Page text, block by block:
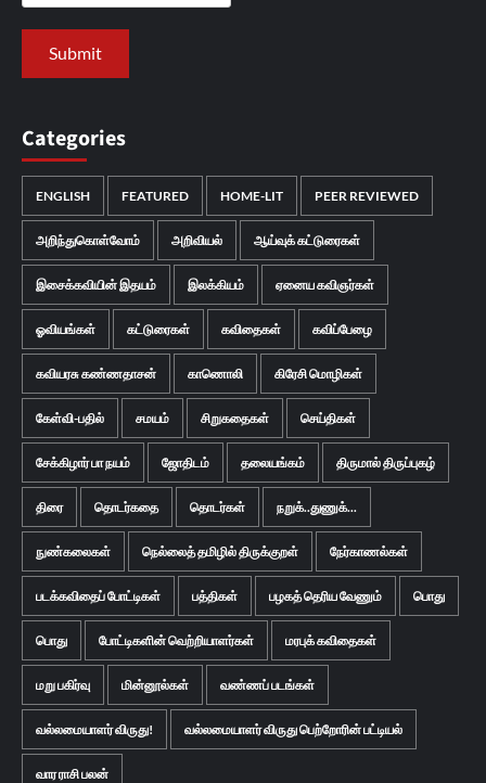
Categories
ENGLISH FEATURED HOME-LIT PEER REVIEWED
அறிந்துகொள்வோம் அறிவியல் ஆய்வுக் கட்டுரைகள்
இசைக்கவியின் இதயம் இலக்கியம் ஏனைய கவிஞர்கள்
ஓவியங்கள் கட்டுரைகள் கவிதைகள் கவிப்பேழை
கவியரசு கண்ணதாசன் காணொலி கிரேசி மொழிகள்
கேள்வி-பதில் சமயம் சிறுகதைகள் செய்திகள்
சேக்கிழார் பா நயம் ஜோதிடம் தலையங்கம் திருமால் திருப்புகழ்
திரை தொடர்கதை தொடர்கள் நறுக்..துணுக்...
நுண்கலைகள் நெல்லைத் தமிழில் திருக்குறள் நேர்காணல்கள்
படக்கவிதைப் போட்டிகள் பத்திகள் பழகத் தெரிய வேணும் பொது
பொது போட்டிகளின் வெற்றியாளர்கள் மரபுக் கவிதைகள்
மறு பகிர்வு மின்னூல்கள் வண்ணப் படங்கள்
வல்லமையாளர் விருது! வல்லமையாளர் விருது பெற்றோரின் பட்டியல்
வார ராசி பலன்